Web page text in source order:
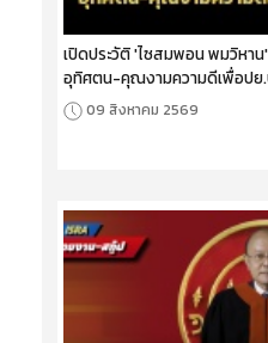
เปิดประวัติ 'ไซสมพอน พมวิหา
อุทิศตน-คุณงามความดีเพื่อปย.
09 สิงหาคม 2569